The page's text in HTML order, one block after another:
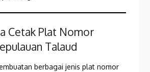
Cetak Plat Nomor
Talaud
berbagai jenis plat nomor